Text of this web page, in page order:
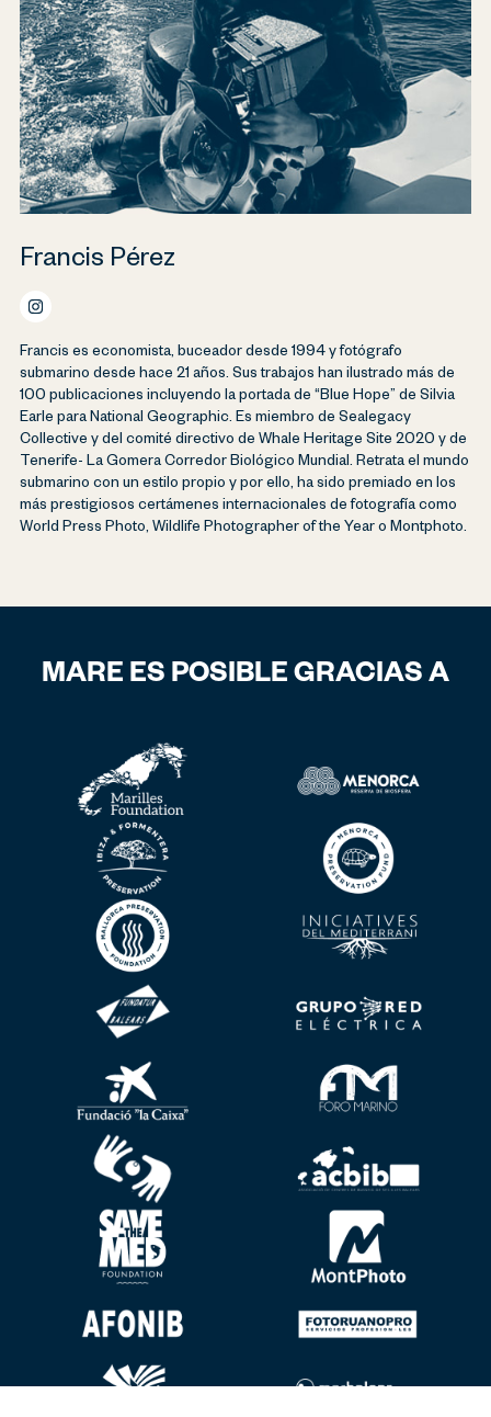
Francis Pérez
Francis es economista, buceador desde 1994 y fotógrafo
submarino desde hace 21 años. Sus trabajos han ilustrado más de
100 publicaciones incluyendo la portada de “Blue Hope” de Silvia
Earle para National Geographic. Es miembro de Sealegacy
Collective y del comité directivo de Whale Heritage Site 2020 y de
Tenerife- La Gomera Corredor Biológico Mundial. Retrata el mundo
submarino con un estilo propio y por ello, ha sido premiado en los
más prestigiosos certámenes internacionales de fotografía como
World Press Photo, Wildlife Photographer of the Year o Montphoto.
MARE ES POSIBLE GRACIAS A